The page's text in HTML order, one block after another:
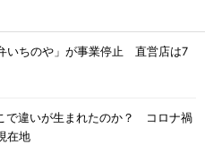
いちのや」が事業停止 直営店は7
で違いが生まれたのか？ コロナ禍
在地